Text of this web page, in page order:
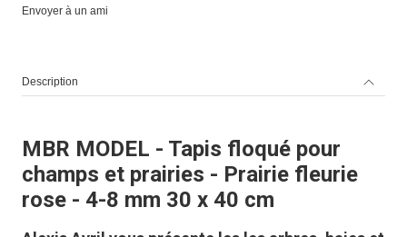
Envoyer à un ami
Description
MBR MODEL - Tapis floqué pour
champs et prairies - Prairie fleurie
rose - 4-8 mm 30 x 40 cm